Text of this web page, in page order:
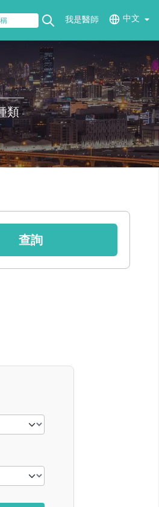
我是醫師 中文
類
查詢